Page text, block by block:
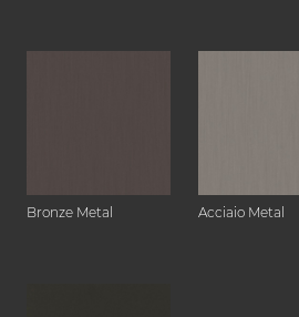
Bronze Metal Acciaio Metal